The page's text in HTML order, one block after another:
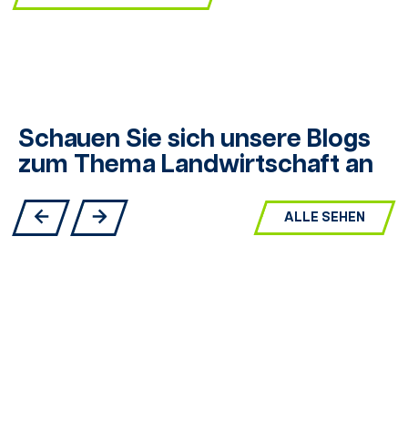
Schauen Sie sich unsere Blogs
zum Thema Landwirtschaft an
ALLE SEHEN